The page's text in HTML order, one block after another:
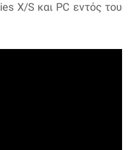
X/S και PC εντός του